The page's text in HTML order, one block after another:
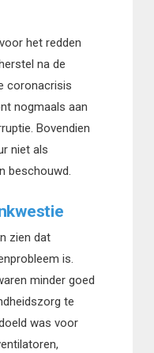
het redden
na de
coronacrisis
nogmaals aan
Bovendien
niet als
beschouwd.
zien dat
is.
minder goed
te
was voor